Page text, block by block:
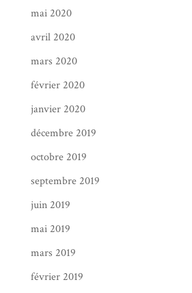
mai 2020
avril 2020
mars 2020
février 2020
janvier 2020
décembre 2019
octobre 2019
septembre 2019
juin 2019
mai 2019
mars 2019
février 2019